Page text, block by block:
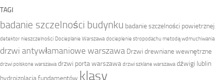
TAGI
badanie szczelności budynku badanie szczelności powietrznej
detektor nieszczelności Docieplanie Warszawa docieplenie stropodachu metodą wdmuchiwania
drzwi antywłamaniowe warszawa Drzwi drewniane wewnętrzne
drzwi polskone warszawa drzwi porta warszawa drzwi szklane warszawa dźwigi lublin
hydroizolacja fundamentów klasy